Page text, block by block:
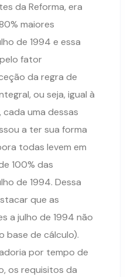
da Reforma, era
maiores
de 1994 e essa
fator
da regra de
ou seja, igual à
cada uma dessas
a ter sua forma
todas levem em
100% das
de 1994. Dessa
que as
a julho de 1994 não
base de cálculo).
por tempo de
os requisitos da